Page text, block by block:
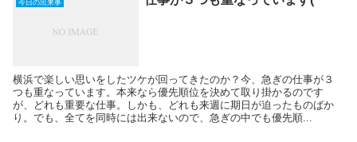
今日の出来事
横浜で楽しい思いをしたツケが回ってきたのか？今、急ぎの仕事が３
つも重なっています。本来なら優先順位を決めて取り掛かるのです
が、どれも重要な仕事。しかも、どれも来週に期日が迫ったものばか
り。でも、全てを同時には出来ないので、急ぎの中でも優先順...